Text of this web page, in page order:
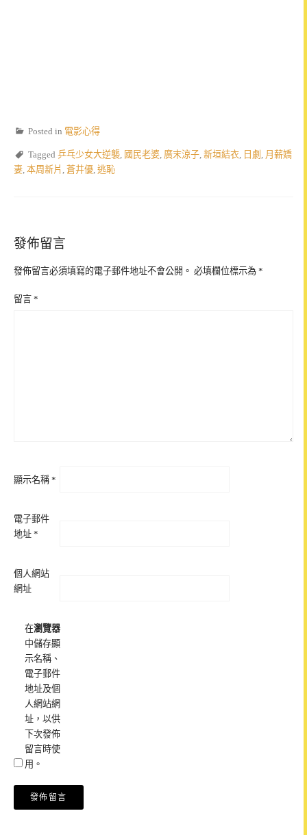
Posted in 電影心得
Tagged 乒乓少女大逆襲 國民老婆 廣末涼子 新垣結衣 日劇
月薪嬌
妻 本周新片 蒼井優 逃恥
發佈留言
發佈留言必須填寫的電子郵件地址不會公開。 必填欄位標示為 *
留言 *
顯示名稱 *
電子郵件
地址 *
個人網站
網址
在瀏覽器
中儲存顯
示名稱、
電子郵件
地址及個
人網站網
址，以供
下次發佈
留言時使
用。